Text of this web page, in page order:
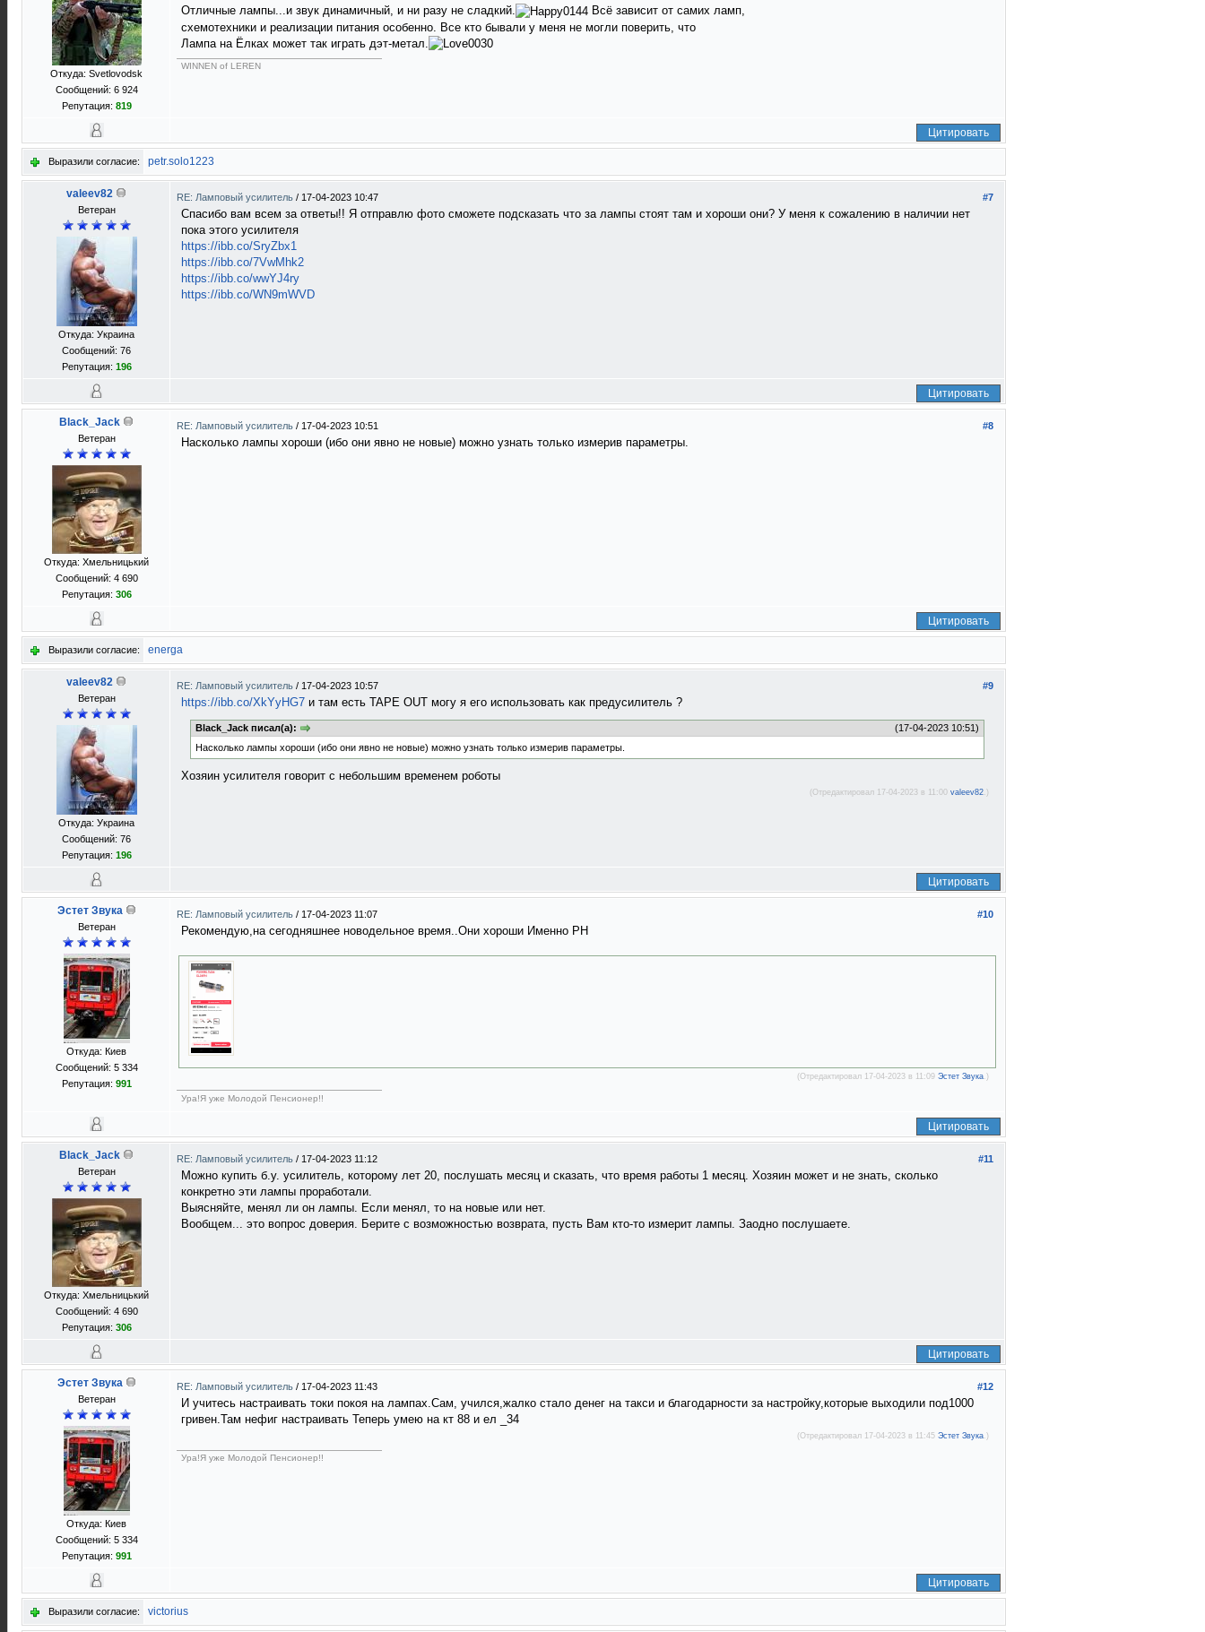
Откуда: Svetlovodsk
Сообщений: 6 924
Репутация: 819
Отличные лампы...и звук динамичный, и ни разу не сладкий.
Всё зависит от самих ламп,
схемотехники и реализации питания особенно. Все кто бывали у меня не могли поверить, что
Лампа на Ёлках может так играть дэт-метал.
WINNEN of LEREN
Цитировать
Выразили согласие: petr.solo1223
valeev82
Ветеран
Откуда: Украина
Сообщений: 76
Репутация: 196
#7
RE: Ламповый усилитель / 17-04-2023 10:47
Спасибо вам всем за ответы!! Я отправлю фото сможете подсказать что за лампы стоят там и хороши они? У меня к сожалению в наличии нет
пока этого усилителя
https://ibb.co/SryZbx1
https://ibb.co/7VwMhk2
https://ibb.co/wwYJ4ry
https://ibb.co/WN9mWVD
Цитировать
Black_Jack
Ветеран
Откуда: Хмельницький
Сообщений: 4 690
Репутация: 306
#8
RE: Ламповый усилитель / 17-04-2023 10:51
Насколько лампы хороши (ибо они явно не новые) можно узнать только измерив параметры.
Цитировать
Выразили согласие: energa
valeev82
Ветеран
Откуда: Украина
Сообщений: 76
Репутация: 196
#9
RE: Ламповый усилитель / 17-04-2023 10:57
https://ibb.co/XkYyHG7 и там есть TAPE OUT могу я его использовать как предусилитель ?
(17-04-2023 10:51)
Black_Jack писал(а):
Насколько лампы хороши (ибо они явно не новые) можно узнать только измерив параметры.
Хозяин усилителя говорит с небольшим временем роботы
(Отредактировал 17-04-2023 в 11:00 valeev82.)
Цитировать
Эстет Звука
Ветеран
Откуда: Киев
Сообщений: 5 334
Репутация: 991
#10
RE: Ламповый усилитель / 17-04-2023 11:07
Рекомендую,на сегодняшнее новодельное время..Они хороши Именно PH
(Отредактировал 17-04-2023 в 11:09 Эстет Звука .)
Ура!Я уже Молодой Пенсионер!!
Цитировать
Black_Jack
Ветеран
Откуда: Хмельницький
Сообщений: 4 690
Репутация: 306
#11
RE: Ламповый усилитель / 17-04-2023 11:12
Можно купить б.у. усилитель, которому лет 20, послушать месяц и сказать, что время работы 1 месяц. Хозяин может и не знать, сколько
конкретно эти лампы проработали.
Выясняйте, менял ли он лампы. Если менял, то на новые или нет.
Вообщем... это вопрос доверия. Берите с возможностью возврата, пусть Вам кто-то измерит лампы. Заодно послушаете.
Цитировать
Эстет Звука
Ветеран
Откуда: Киев
Сообщений: 5 334
Репутация: 991
#12
RE: Ламповый усилитель / 17-04-2023 11:43
И учитесь настраивать токи покоя на лампах.Сам, учился,жалко стало денег на такси и благодарности за настройку,которые выходили под1000
гривен.Там нефиг настраивать Теперь умею на кт 88 и ел _34
(Отредактировал 17-04-2023 в 11:45 Эстет Звука.)
Ура!Я уже Молодой Пенсионер!!
Цитировать
Выразили согласие: victorius